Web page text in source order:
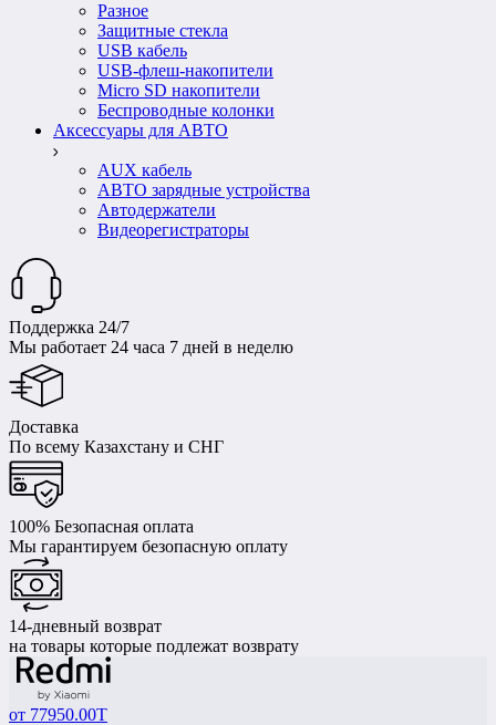
Разное
Защитные стекла
USB кабель
USB-флеш-накопители
Micro SD накопители
Беспроводные колонки
Аксессуары для АВТО
AUX кабель
АВТО зарядные устройства
Автодержатели
Видеорегистраторы
Поддержка 24/7
Мы работает 24 часа 7 дней в неделю
Доставка
По всему Казахстану и СНГ
100% Безопасная оплата
Мы гарантируем безопасную оплату
14-дневный возврат
на товары которые подлежат возврату
от 77950.00T